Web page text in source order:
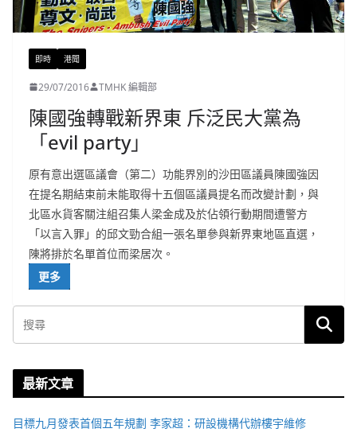
即時 港聞
29/07/2016 TMHK 編輯部
陳國強轉戰新界東 斥泛民大黨為
「evil party」
原有意出選區議會（第二）功能界別的沙田區議員陳國強因
在提名期結束前未能取得十五個區議員提名而改變計劃，與
北區水貨客關注組召集人梁金成及於佔領行動期間遭警方
「以言入罪」的邱文勁合組一張名單參與新界東地區直選，
陳將排於名單首位而梁居次。
更多
最新文章
目標九月發表首個五年規劃 李家超：研設機構代辦樓宇維修